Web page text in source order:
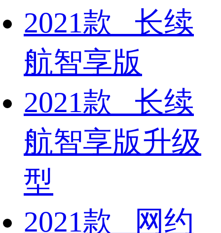
2021款 长续
航智享版
2021款 长续
航智享版升级
型
2021款 网约